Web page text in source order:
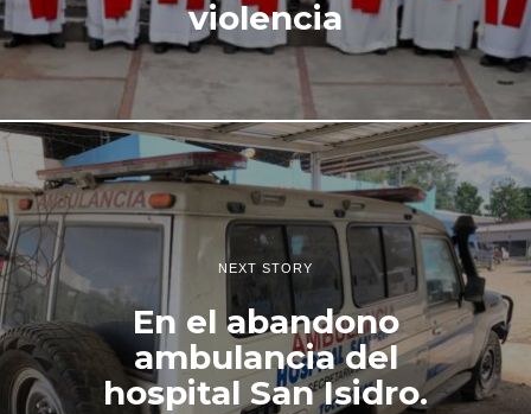
violencia
NEXT STORY
En el abandono
ambulancia del
hospital San Isidro.